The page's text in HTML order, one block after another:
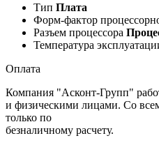
Тип Плата
Форм-фактор
Разъем процессора
Температура
Оплата
Компания "Асконт-Групп"
и физическими лицами. Со
только по
безналичному расчету.